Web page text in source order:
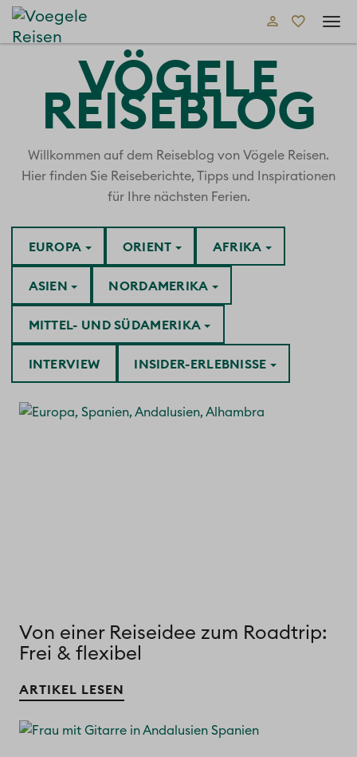
VÖGELE
REISEBLOG
Willkommen auf dem Reiseblog von Vögele Reisen.
Hier finden Sie Reiseberichte, Tipps und Inspirationen
für Ihre nächsten Ferien.
AFRIKA
ASIEN
EUROPA
INSIDER-ERLEBNISSE
INTERVIEW
MITTEL- UND SÜDAMERIKA
NORDAMERIKA
ORIENT
Von einer Reiseidee zum Roadtrip:
Frei & flexibel
ARTIKEL LESEN